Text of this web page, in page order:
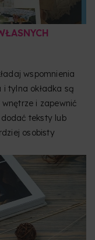
wspomnienia
tylna okładka są
i zapewnić
teksty lub
osobisty